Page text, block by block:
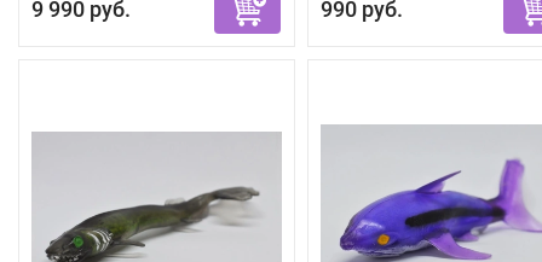
9 990 руб. 990 руб.